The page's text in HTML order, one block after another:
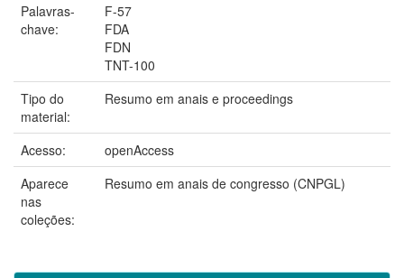
Palavras-
chave:
F-57
FDA
FDN
TNT-100
Tipo do
material:
Resumo em anais e proceedings
Acesso:
openAccess
Aparece
nas
coleções:
Resumo em anais de congresso (CNPGL)